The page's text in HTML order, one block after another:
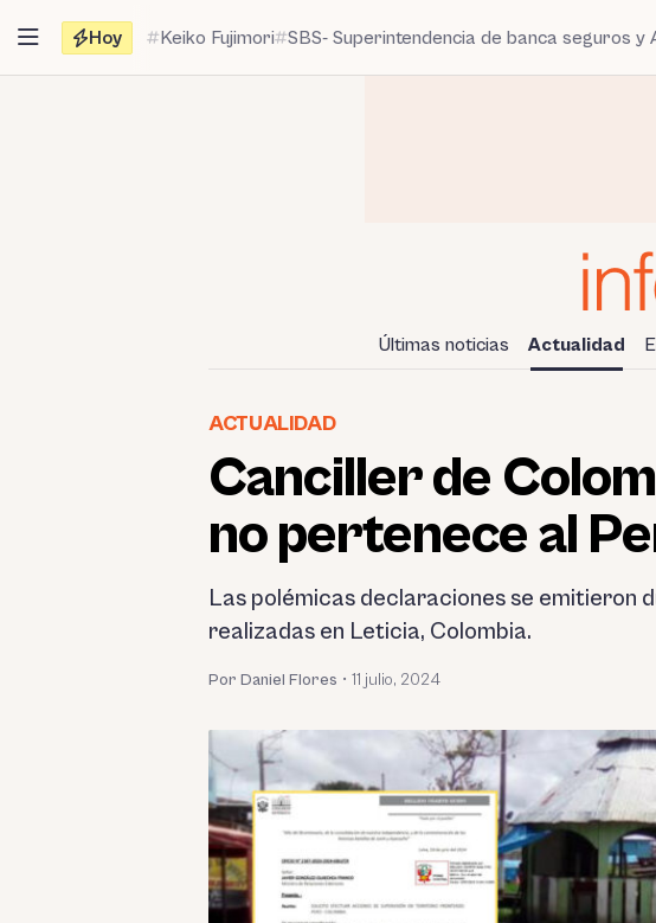
contenido
Hoy Keiko Fujimori SBS- Superintendencia de banca seguros y
Últimas noticias Actualidad
ACTUALIDAD
Canciller de
no pertenece al
Las polémicas declaraciones se emitieron
realizadas en Leticia, Colombia.
Por Daniel Flores • 11 julio, 2024